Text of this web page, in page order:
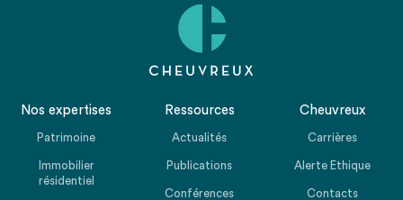
Nos expertises
Patrimoine
Immobilier
résidentiel
Ressources
Actualités
Publications
Conférences
Cheuvreux
Carrières
Alerte Ethique
Contacts